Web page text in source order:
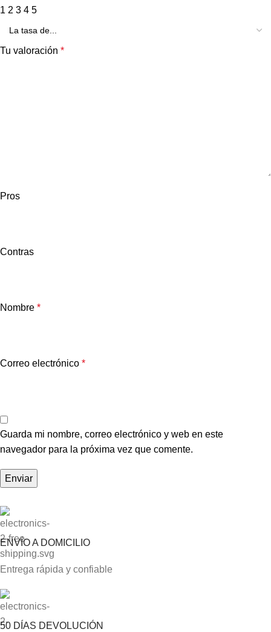
1 2 3 4 5
Tu valoración *
Pros
Contras
Nombre *
Correo electrónico *
Guarda mi nombre, correo electrónico y web en este
navegador para la próxima vez que comente.
ENVÍO A DOMICILIO
Entrega rápida y confiable
50 DÍAS DEVOLUCIÓN